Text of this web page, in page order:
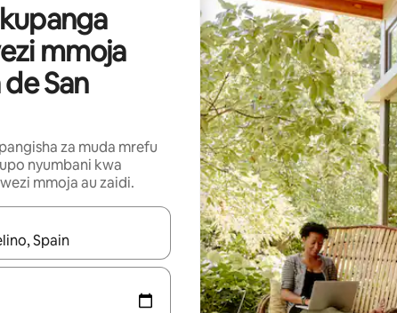
mmoja
San
za muda mrefu
nyumbani kwa
mmoja au zaidi.
vinjari kwa kutumia vitufe vya vishale vya juu na chini au